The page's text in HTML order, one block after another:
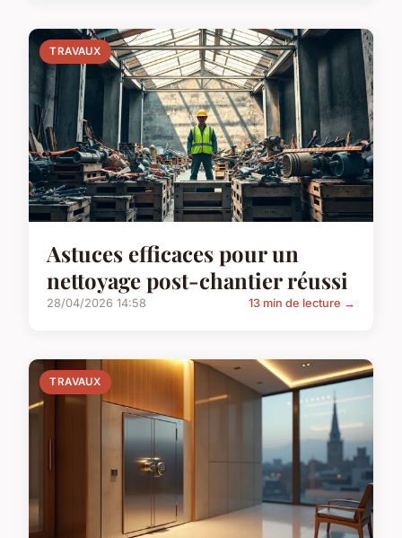
TRAVAUX
Astuces efficaces pour un
nettoyage post-chantier réussi
28/04/2026 14:58 13 min de lecture →
TRAVAUX